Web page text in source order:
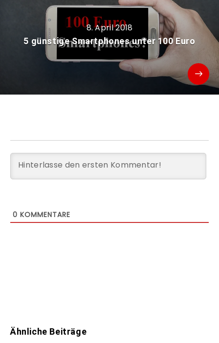
8. April 2018
5 günstige Smartphones unter 100 Euro
0 KOMMENTARE
Ähnliche Beiträge